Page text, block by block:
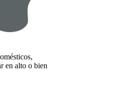
en alto o bien